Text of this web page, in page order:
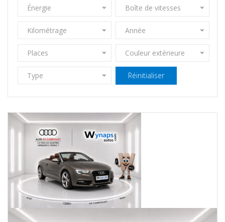
Énergie Boîte de vitesses
Kilométrage Année
Places Couleur extérieure
Type Réinitialiser